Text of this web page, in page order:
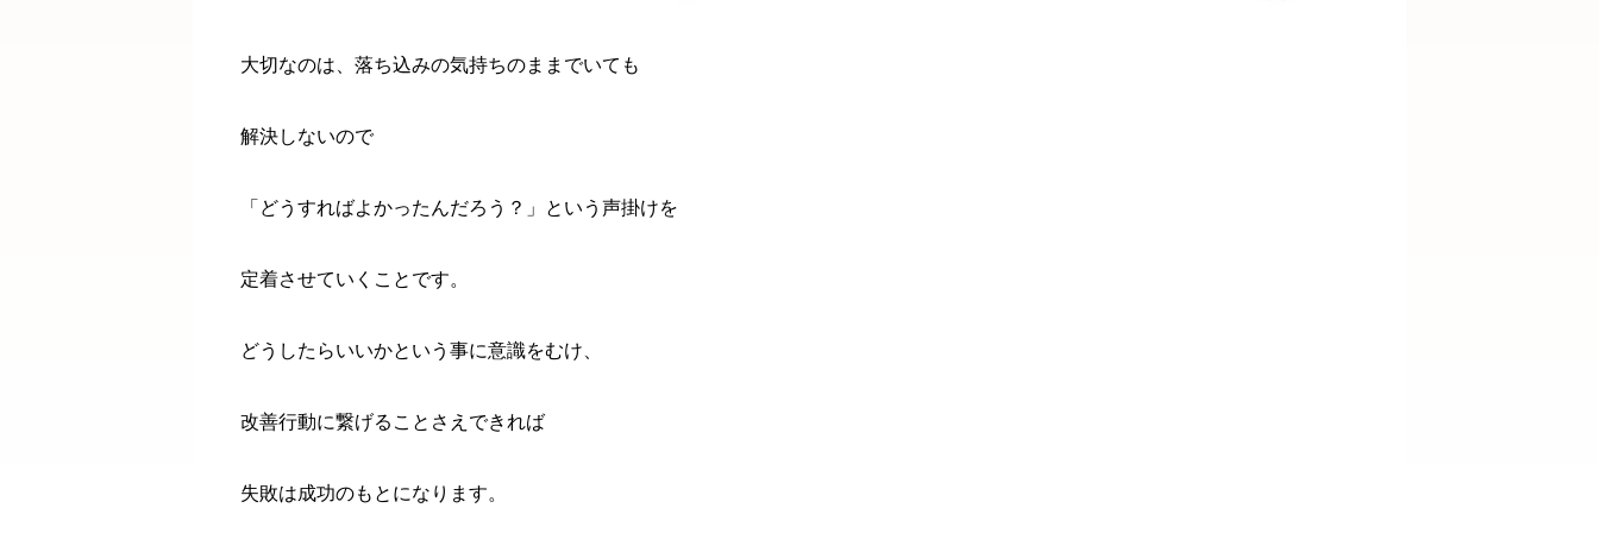
大切なのは、落ち込みの気持ちのままでいても
解決しないので
「どうすればよかったんだろう？」という声掛けを
定着させていくことです。
どうしたらいいかという事に意識をむけ、
改善行動に繋げることさえできれば
失敗は成功のもとになります。